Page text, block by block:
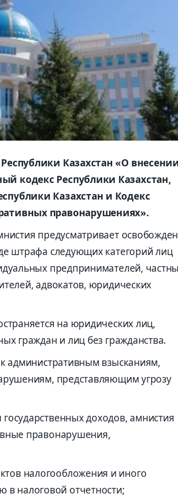
Казахстан «О
кодекс Республики Казахстан,
Казахстан и Кодекс
правонарушениях».
предусматривает
штрафа следующих категорий лиц
предпринимателей,
адвокатов, юридических
на юридических лиц,
граждан и лиц без гражданства.
административным взысканиям,
представляющим угрозу
доходов, амнистия
правонарушения,
налогообложения и иного
налоговой отчетности;